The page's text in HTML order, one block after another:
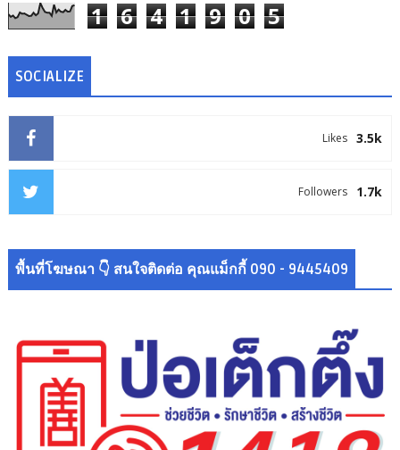
1 6 4 1 9 0 5
SOCIALIZE
3.5k
Likes
1.7k
Followers
พื้นที่โฆษณา 👇 สนใจติดต่อ คุณแม็กกี้ 090 - 9445409